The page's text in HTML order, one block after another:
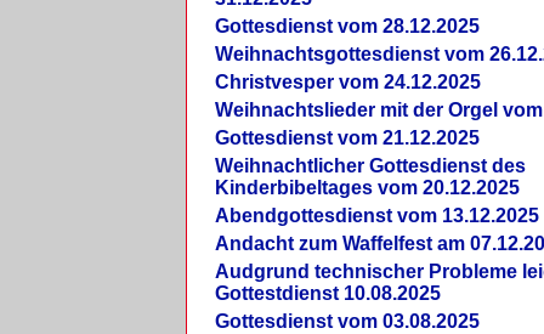
Gottesdienst vom 28.12.2025
Weihnachtsgottesdienst vom
Christvesper vom 24.12.2025
Weihnachtslieder mit der Orgel vom
Gottesdienst vom 21.12.2025
Weihnachtlicher Gottesdienst des
Kinderbibeltages vom 20.12.2025
Abendgottesdienst vom 13.12.2025
Andacht zum Waffelfest am
Audgrund technischer Probleme
Gottestdienst 10.08.2025
Gottesdienst vom 03.08.2025